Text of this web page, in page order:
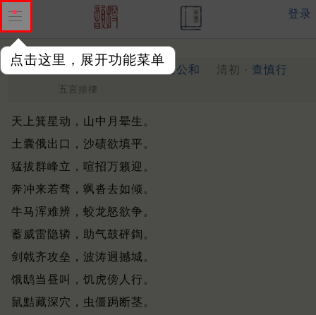
点击这里，展开功能菜单
登录
塞外大风二十四韵索同直诸公和 清初 · 查慎行
五言排律
天上箕星动，山中月晕生。
土囊俄出口，沙碛欲填平。
猛拔群峰立，喧招万籁迎。
奔冲来若骛，飒沓去如倾。
牛马浑难辨，蛟龙怒欲争。
蓄威雷隐辚，助气鼓砰鍧。
剑戟齐攻垒，波涛迥撼城。
饿鸱当昼叫，饥虎傍人行。
鼠黠藏深穴，虫僵跼断茎。